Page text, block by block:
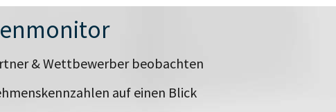
& Wettbewerber beobachten
auf einen Blick